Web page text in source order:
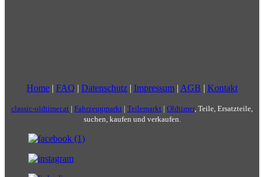
Home | FAQ | Datenschutz | Impressum | AGB | Kontakt
classic-oldtimer.at | Fahrzeugmarkt | Teilemarkt | Oldtimer, Teile, Ersatzteile,
suchen, kaufen und verkaufen.